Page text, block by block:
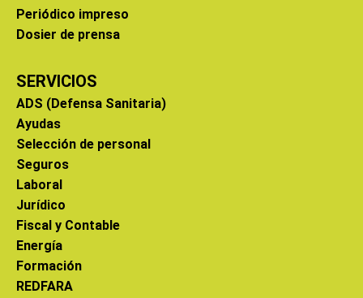
Periódico impreso
Dosier de prensa
SERVICIOS
ADS (Defensa Sanitaria)
Ayudas
Selección de personal
Seguros
Laboral
Jurídico
Fiscal y Contable
Energía
Formación
REDFARA